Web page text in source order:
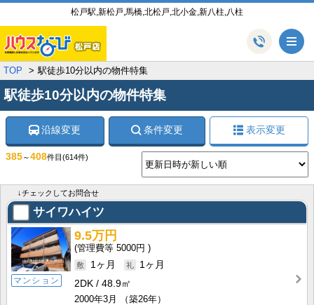
松戸駅,新松戸,馬橋,北松戸,北小金,新八柱,八柱
TOP 駅徒歩10分以内の物件特集
駅徒歩10分以内の物件特集
沿線変更 条件変更 表示変更
385～408件目 (614件)
↓チェックしてお問合せ
サイワハイツ
マンション
9.5万円
5000円
1ヶ月
1ヶ月
2DK
48.9㎡
2000年3月
（築26年）